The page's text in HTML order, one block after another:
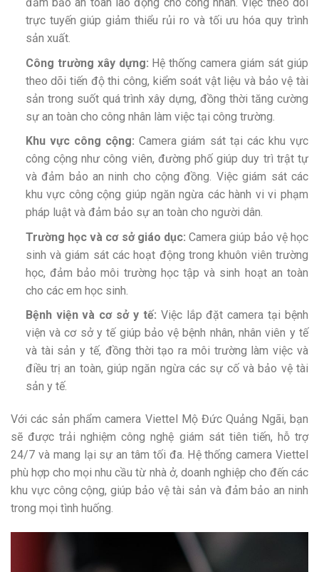
trực tuyến giúp giảm thiểu rủi ro và tối ưu hóa quy trình
sản xuất.
Công trường xây dựng: Hệ thống camera giám sát giúp
theo dõi tiến độ thi công, kiểm soát vật liệu và bảo vệ tài
sản trong suốt quá trình xây dựng, đồng thời tăng cường
sự an toàn cho công nhân làm việc tại công trường.
Khu vực công cộng:Camera giám sát tại các khu vực
công cộng như công viên, đường phố giúp duy trì trật tự
và đảm bảo an ninh cho cộng đồng. Việc giám sát các
khu vực công cộng giúp ngăn ngừa các hành vi vi phạm
pháp luật và đảm bảo sự an toàn cho người dân.
Trường học và cơ sở giáo dục:Camera giúp bảo vệ học
sinh và giám sát các hoạt động trong khuôn viên trường
học, đảm bảo môi trường học tập và sinh hoạt an toàn
cho các em học sinh.
Bệnh viện và cơ sở y tế: Việc lắp đặt camera tại bệnh
viện và cơ sở y tế giúp bảo vệ bệnh nhân, nhân viên y tế
và tài sản y tế, đồng thời tạo ra môi trường làm việc và
điều trị an toàn, giúp ngăn ngừa các sự cố và bảo vệ tài
sản y tế.
Với các sản phẩm camera Viettel Mộ Đức Quảng Ngãi, bạn
sẽ được trải nghiệm công nghệ giám sát tiên tiến, hỗ trợ
24/7 và mang lại sự an tâm tối đa. Hệ thống camera Viettel
phù hợp cho mọi nhu cầu từ nhà ở, doanh nghiệp cho đến các
khu vực công cộng, giúp bảo vệ tài sản và đảm bảo an ninh
trong mọi tình huống.